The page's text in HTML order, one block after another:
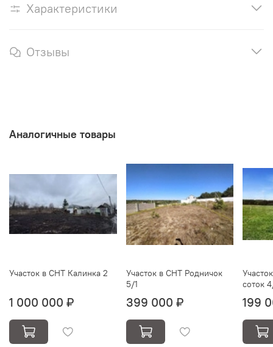
Характеристики
Отзывы
Аналогичные товары
Участок в СНТ Калинка 2
1 000 000 ₽
Участок в СНТ Родничок
5/1
399 000 ₽
соток
199